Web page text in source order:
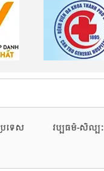
រទេស
វប្បធម៌-សិល្បៈ